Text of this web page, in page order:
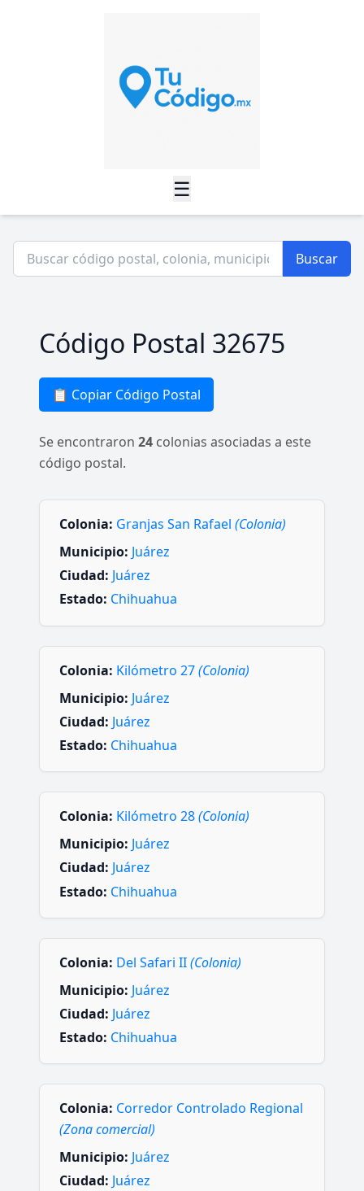
☰
Buscar
Código Postal 32675
📋 Copiar Código Postal
Se encontraron 24 colonias asociadas a este
código postal.
Colonia: Granjas San Rafael (Colonia)
Municipio: Juárez
Ciudad: Juárez
Estado: Chihuahua
Colonia: Kilómetro 27(Colonia)
Municipio: Juárez
Ciudad: Juárez
Estado: Chihuahua
Colonia: Kilómetro 28(Colonia)
Municipio: Juárez
Ciudad: Juárez
Estado: Chihuahua
Colonia: Del Safari II(Colonia)
Municipio: Juárez
Ciudad: Juárez
Estado: Chihuahua
Colonia: Corredor Controlado Regional
(Zona comercial)
Municipio: Juárez
Ciudad: Juárez